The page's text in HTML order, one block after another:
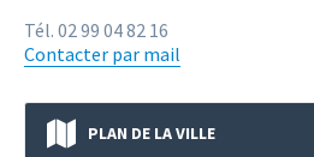
Tél. 02 99 04 82 16
Contacter par mail
PLAN DE LA VILLE